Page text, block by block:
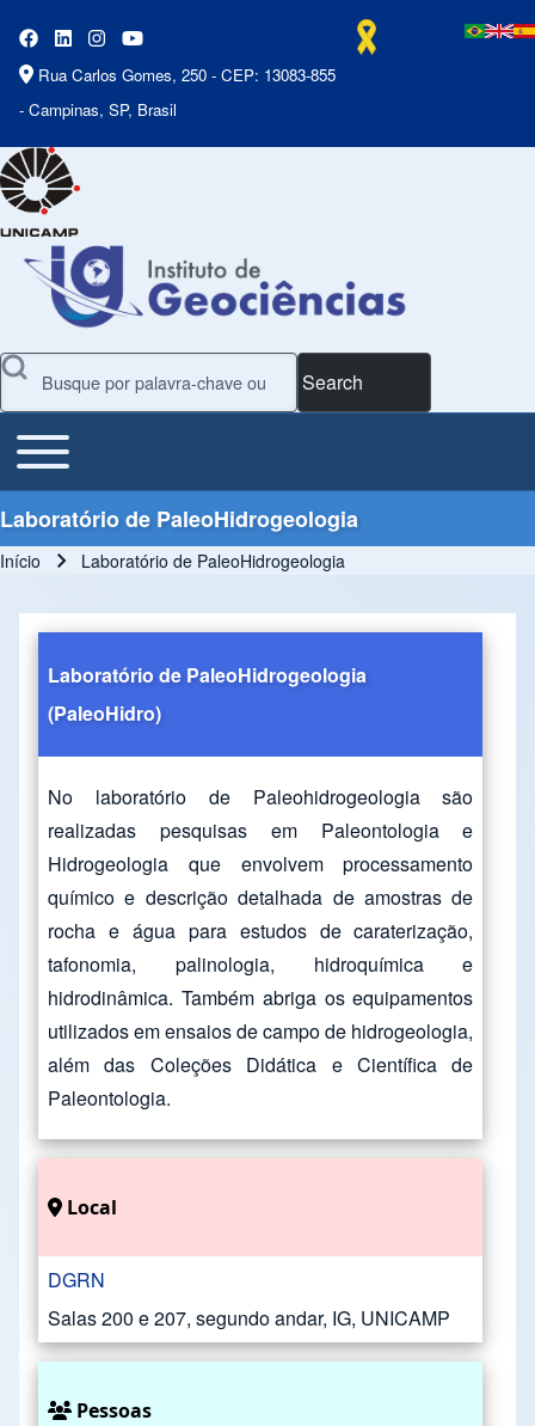
Rua Carlos Gomes, 250 - CEP: 13083-855
- Campinas, SP, Brasil
Search
Main Menu
Toggle main menu
Laboratório de PaleoHidrogeologia
Início Laboratório de PaleoHidrogeologia
Laboratório de PaleoHidrogeologia
(PaleoHidro)
No laboratório de Paleohidrogeologia são
realizadas pesquisas em Paleontologia e
Hidrogeologia que envolvem processamento
químico e descrição detalhada de amostras de
rocha e água para estudos de caraterização,
tafonomia, palinologia, hidroquímica e
hidrodinâmica. Também abriga os equipamentos
utilizados em ensaios de campo de hidrogeologia,
além das Coleções Didática e Científica de
Paleontologia.
Local
DGRN
Salas 200 e 207, segundo andar, IG, UNICAMP
Pessoas